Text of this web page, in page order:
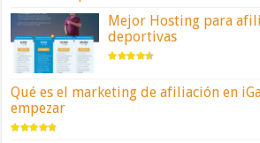
Mejor Hosting para
deportivas
Qué es el marketing de afiliación en
empezar